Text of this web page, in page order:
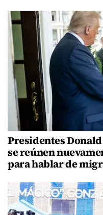
Presidentes
se reúnen
para hablar de